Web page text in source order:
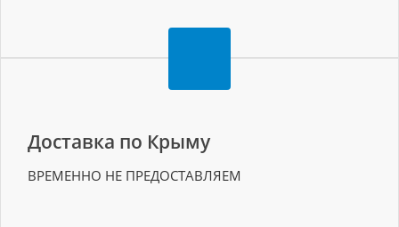
Доставка по Крыму
ВРЕМЕННО НЕ ПРЕДОСТАВЛЯЕМ